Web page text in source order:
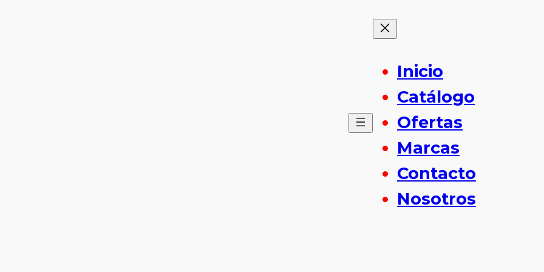
Inicio
Catálogo
Ofertas
Marcas
Contacto
Nosotros